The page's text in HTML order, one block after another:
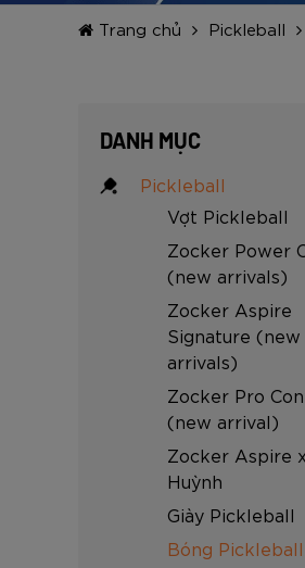
Giày trẻ em
Quần áo Pickleball
Phụ kiện Pickleball
BST Pickleball Zocker Junior
Trang chủ Pickleball
DANH MỤC
Pickleball
Vợt Pickleball
Zocker Power
(new arrivals)
Zocker Aspire
Signature (new
arrivals)
Zocker Pro
(new arrival)
Zocker Aspire
Huỳnh
Giày Pickleball
Bóng Pickleball